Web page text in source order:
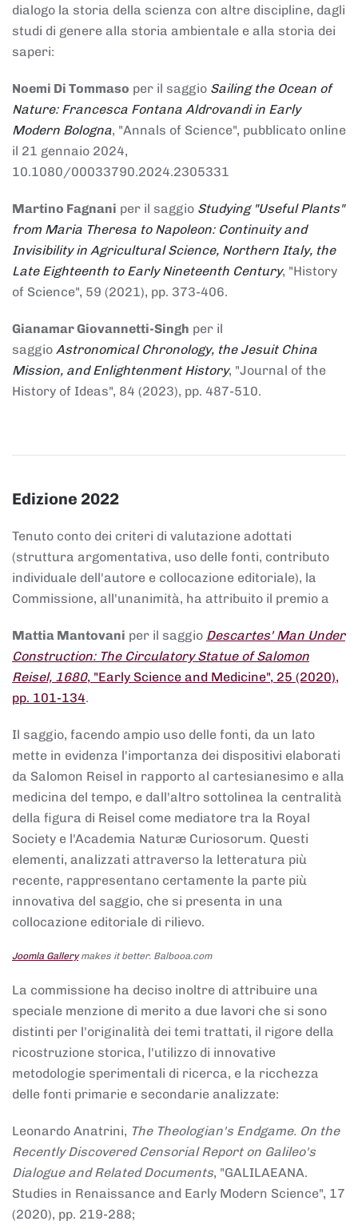
dialogo la storia della scienza con altre discipline, dagli
studi di genere alla storia ambientale e alla storia dei
saperi:
Noemi Di Tommaso per il saggio Sailing the Ocean of
Nature: Francesca Fontana Aldrovandi in Early
Modern Bologna, "Annals of Science", pubblicato online
il 21 gennaio 2024,
10.1080/00033790.2024.2305331
Martino Fagnani per il saggio Studying "Useful Plants"
from Maria Theresa to Napoleon: Continuity and
Invisibility in Agricultural Science, Northern Italy, the
Late Eighteenth to Early Nineteenth Century, "History
of Science", 59 (2021), pp. 373-406.
Gianamar Giovannetti-Singh per il
saggio Astronomical Chronology, the Jesuit China
Mission, and Enlightenment History, "Journal of the
History of Ideas", 84 (2023), pp. 487-510.
Edizione 2022
Tenuto conto dei criteri di valutazione adottati
(struttura argomentativa, uso delle fonti, contributo
individuale dell'autore e collocazione editoriale), la
Commissione, all'unanimità, ha attribuito il premio a
Mattia Mantovani per il saggio Descartes' Man Under
Construction: The Circulatory Statue of Salomon
Reisel, 1680, "Early Science and Medicine", 25 (2020),
pp. 101-134.
Il saggio, facendo ampio uso delle fonti, da un lato
mette in evidenza l'importanza dei dispositivi elaborati
da Salomon Reisel in rapporto al cartesianesimo e alla
medicina del tempo, e dall'altro sottolinea la centralità
della figura di Reisel come mediatore tra la Royal
Society e l'Academia Naturæ Curiosorum. Questi
elementi, analizzati attraverso la letteratura più
recente, rappresentano certamente la parte più
innovativa del saggio, che si presenta in una
collocazione editoriale di rilievo.
Joomla Gallerymakes it better. Balbooa.com
La commissione ha deciso inoltre di attribuire una
speciale menzione di merito a due lavori che si sono
distinti per l'originalità dei temi trattati, il rigore della
ricostruzione storica, l'utilizzo di innovative
metodologie sperimentali di ricerca, e la ricchezza
delle fonti primarie e secondarie analizzate:
Leonardo Anatrini, The Theologian's Endgame. On the
Recently Discovered Censorial Report on Galileo's
Dialogue and Related Documents, "GALILAEANA.
Studies in Renaissance and Early Modern Science", 17
(2020), pp. 219-288;